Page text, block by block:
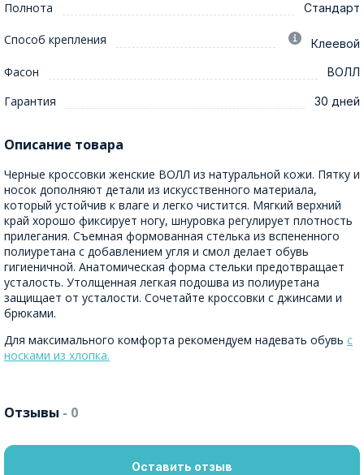
Полнота Стандарт
Способ крепления Клеевой
Фасон ВОЛЛ
Гарантия 30 дней
Описание товара
Черные кроссовки женские ВОЛЛ из натуральной кожи. Пятку и
носок дополняют детали из искусственного материала,
который устойчив к влаге и легко чистится. Мягкий верхний
край хорошо фиксирует ногу, шнуровка регулирует плотность
прилегания. Съемная формованная стелька из вспененного
полиуретана с добавлением угля и смол делает обувь
гигиеничной. Анатомическая форма стельки предотвращает
усталость. Утолщенная легкая подошва из полиуретана
защищает от усталости. Сочетайте кроссовки с джинсами и
брюками.
Для максимального комфорта рекомендуем надевать обувь с
носками из хлопка.
Отзывы - 0
Оставить отзыв